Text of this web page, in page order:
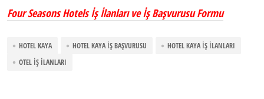
Four Seasons Hotels İş İlanları ve İş Başvurusu Formu
HOTEL KAYA HOTEL KAYA İŞ BAŞVURUSU
HOTEL KAYA İŞ İLANLARI
OTEL İŞ İLANLARI